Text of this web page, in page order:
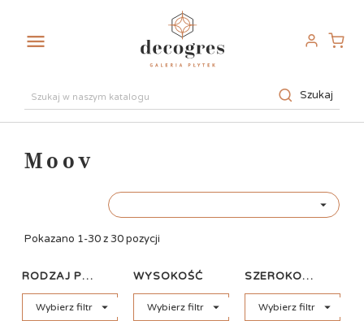

Szukaj
Moov

Pokazano 1-30 z 30 pozycji
RODZAJ PŁYTKI
Wybierz filtr 
WYSOKOŚĆ
Wybierz filtr 
SZEROKOŚĆ
Wybierz filtr 